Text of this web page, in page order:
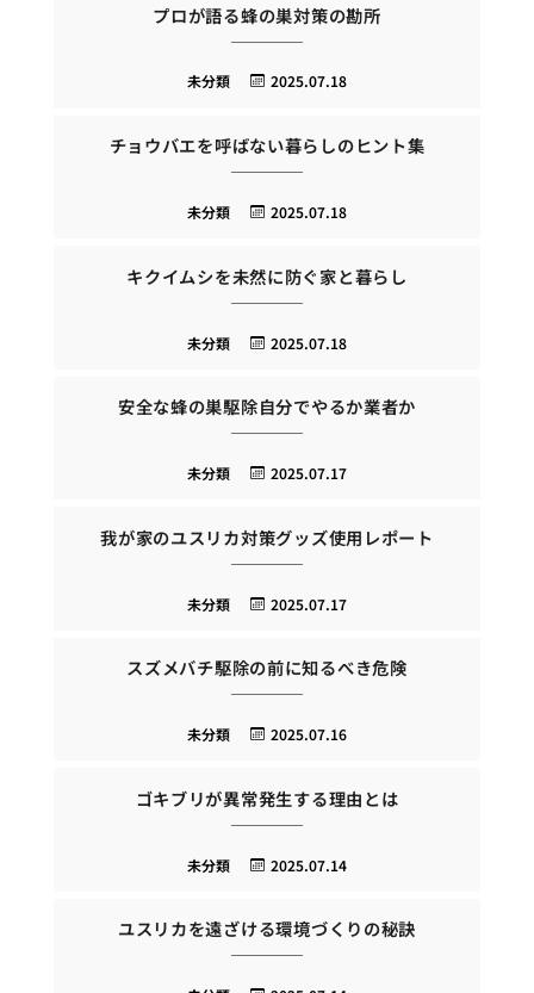
プロが語る蜂の巣対策の勘所
2025.07.18
未分類
チョウバエを呼ばない暮らしのヒント集
2025.07.18
未分類
キクイムシを未然に防ぐ家と暮らし
2025.07.18
未分類
安全な蜂の巣駆除自分でやるか業者か
2025.07.17
未分類
我が家のユスリカ対策グッズ使用レポート
2025.07.17
未分類
スズメバチ駆除の前に知るべき危険
2025.07.16
未分類
ゴキブリが異常発生する理由とは
2025.07.14
未分類
ユスリカを遠ざける環境づくりの秘訣